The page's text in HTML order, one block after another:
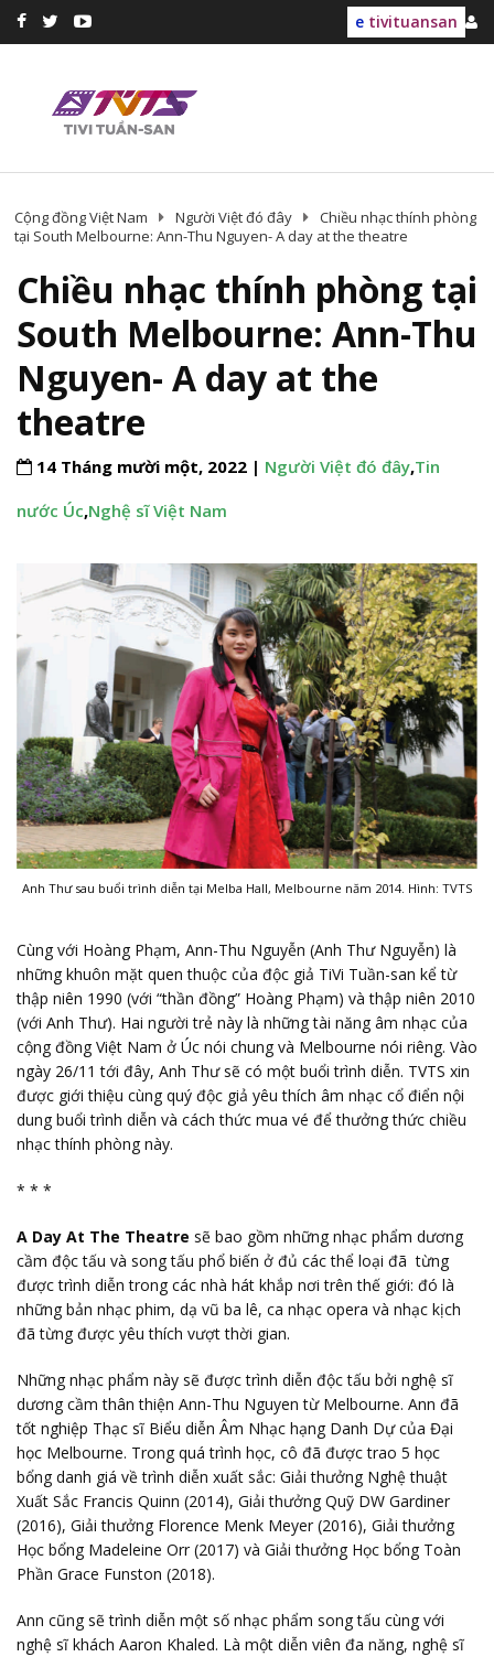
e tivituansan
Cộng đồng Việt Nam Người Việt đó đây
Chiều nhạc thính phòng
tại South Melbourne: Ann-Thu Nguyen- A day at the theatre
Chiều nhạc thính phòng tại
South Melbourne: Ann-Thu
Nguyen- A day at the
theatre
14 Tháng mười một, 2022 | Người Việt đó đây,Tin
nước Úc,Nghệ sĩ Việt Nam
Anh Thư sau buổi trình diễn tại Melba Hall, Melbourne năm 2014. Hình: TVTS
Cùng với Hoàng Phạm, Ann-Thu Nguyễn (Anh Thư Nguyễn) là
những khuôn mặt quen thuộc của độc giả TiVi Tuần-san kể từ
thập niên 1990 (với “thần đồng” Hoàng Phạm) và thập niên 2010
(với Anh Thư). Hai người trẻ này là những tài năng âm nhạc của
cộng đồng Việt Nam ở Úc nói chung và Melbourne nói riêng. Vào
ngày 26/11 tới đây, Anh Thư sẽ có một buổi trình diễn. TVTS xin
được giới thiệu cùng quý độc giả yêu thích âm nhạc cổ điển nội
dung buổi trình diễn và cách thức mua vé để thưởng thức chiều
nhạc thính phòng này.
* * *
A Day At The Theatre sẽ bao gồm những nhạc phẩm dương
cầm độc tấu và song tấu phổ biến ở đủ các thể loại đã từng
được trình diễn trong các nhà hát khắp nơi trên thế giới: đó là
những bản nhạc phim, dạ vũ ba lê, ca nhạc opera và nhạc kịch
đã từng được yêu thích vượt thời gian.
Những nhạc phẩm này sẽ được trình diễn độc tấu bởi nghệ sĩ
dương cầm thân thiện Ann-Thu Nguyen từ Melbourne. Ann đã
tốt nghiệp Thạc sĩ Biểu diễn Âm Nhạc hạng Danh Dự của Đại
học Melbourne. Trong quá trình học, cô đã được trao 5 học
bổng danh giá về trình diễn xuất sắc: Giải thưởng Nghệ thuật
Xuất Sắc Francis Quinn (2014), Giải thưởng Quỹ DW Gardiner
(2016), Giải thưởng Florence Menk Meyer (2016), Giải thưởng
Học bổng Madeleine Orr (2017) và Giải thưởng Học bổng Toàn
Phần Grace Funston (2018).
Ann cũng sẽ trình diễn một số nhạc phẩm song tấu cùng với
nghệ sĩ khách Aaron Khaled. Là một diễn viên đa năng, nghệ sĩ